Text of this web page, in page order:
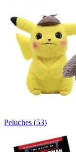
Peluches (53)